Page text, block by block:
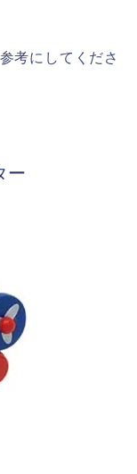
考にしてくださ
ー